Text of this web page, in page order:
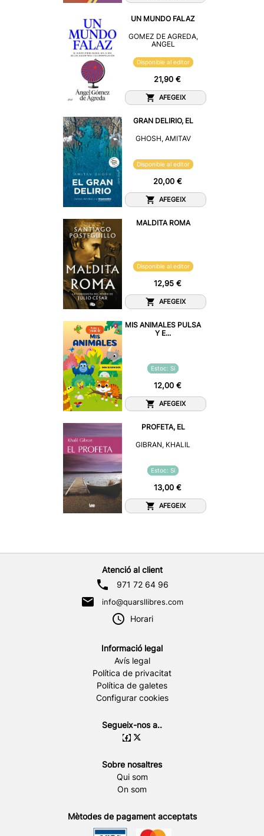
UN MUNDO FALAZ
GOMEZ DE AGREDA,
ANGEL
Disponible al editor
21,90 €
AFEGEIX
GRAN DELIRIO, EL
GHOSH, AMITAV
Disponible al editor
20,00 €
AFEGEIX
MALDITA ROMA
Disponible al editor
12,95 €
AFEGEIX
MIS ANIMALES PULSA
Y E...
Estoc: Sí
12,00 €
AFEGEIX
PROFETA, EL
GIBRAN, KHALIL
Estoc: Sí
13,00 €
AFEGEIX
Atenció al client
971 72 64 96
info@quarsllibres.com
Horari
Informació legal
Avís legal
Política de privacitat
Política de galetes
Configurar cookies
Segueix-nos a..
Sobre nosaltres
Qui som
On som
Mètodes de pagament acceptats